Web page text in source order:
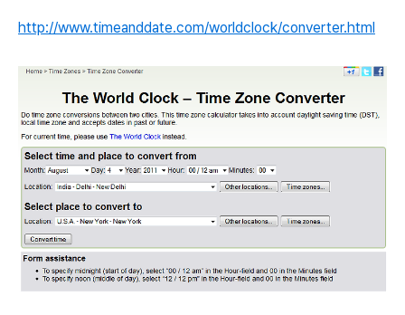
http://www.timeanddate.com/worldclock/converter.html